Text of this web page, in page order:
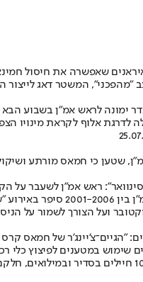
שאפשרה את חיסול
"מהפכני", המשטר דאג
ימונה לראש אמ"ן בשבוע הבא
לדרגת אלוף לקראת מינויו
שטען כי חמאס מורתע
ראש אמ"ן לשעבר על
אהרון פרקש,
"הגיים־צ'יינג'ר של חמאס
שימוש במטענים לפיצוץ כלי